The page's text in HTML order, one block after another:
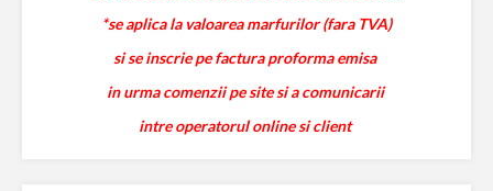
*se aplica la valoarea marfurilor (fara TVA)
si se inscrie pe factura proforma emisa
in urma comenzii pe site si a comunicarii
intre operatorul online si client